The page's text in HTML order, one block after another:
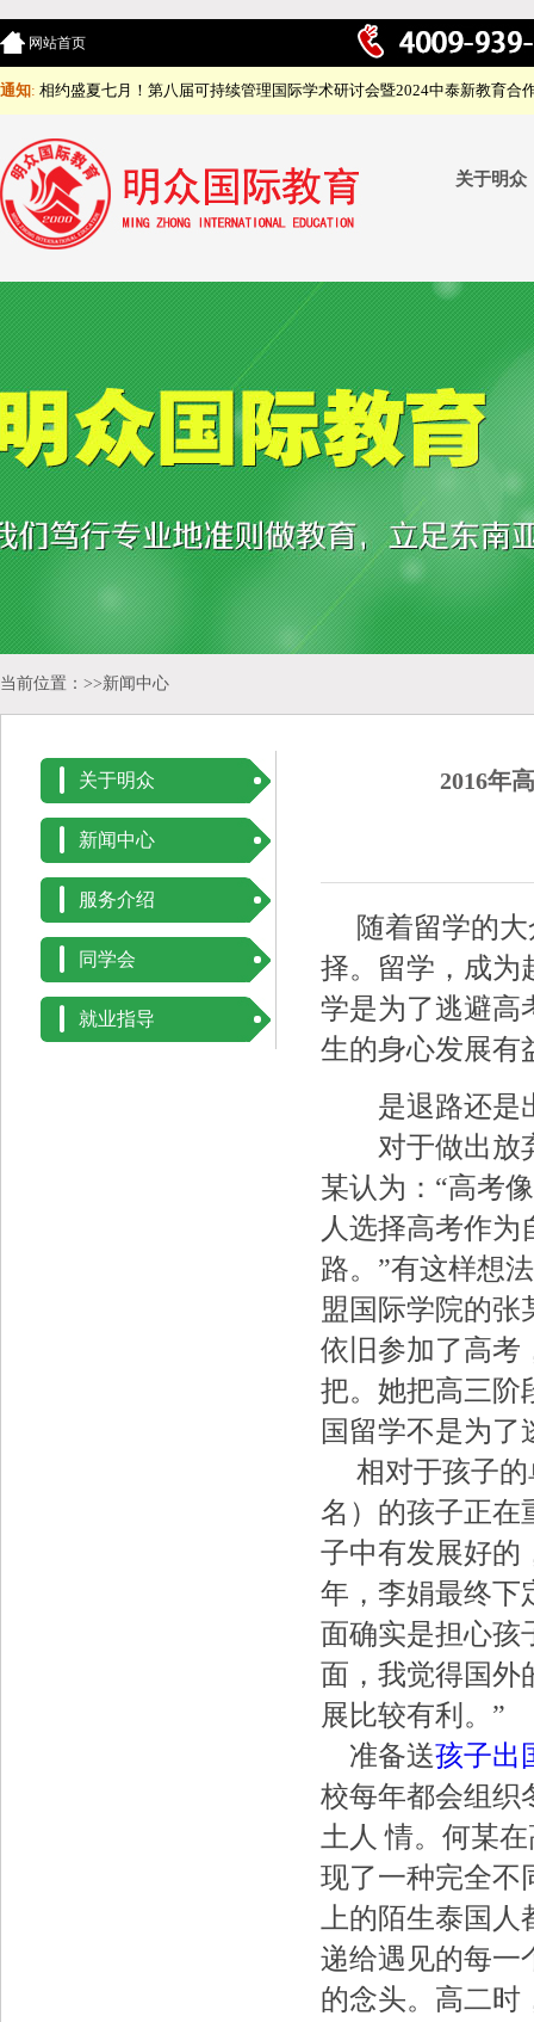
网站首页
通知: 相约盛夏七月！第八届可持续管理国际学术研讨会暨2024中泰新教育合
关于明众
当前位置：>>新闻中心
关于明众
新闻中心
服务介绍
同学会
就业指导
2016年
随着留学的大
择。留学，成为
学是为了逃避高
生的身心发展有
是退路还是
对于做出放弃
某认为：“高考
人选择高考作
路。”有这样想
盟国际学院的张
依旧参加了高考
把。她把高三阶
国留学不是为
相对于孩子的
名）的孩子正在
子中有发展好的
年，李娟最终下
面确实是担心孩
面，我觉得国外
展比较有利。”
准备送孩子出
校每年都会组织
土人 情。何某
现了一种完全不
上的陌生泰国
递给遇见的每一
的念头。高二时